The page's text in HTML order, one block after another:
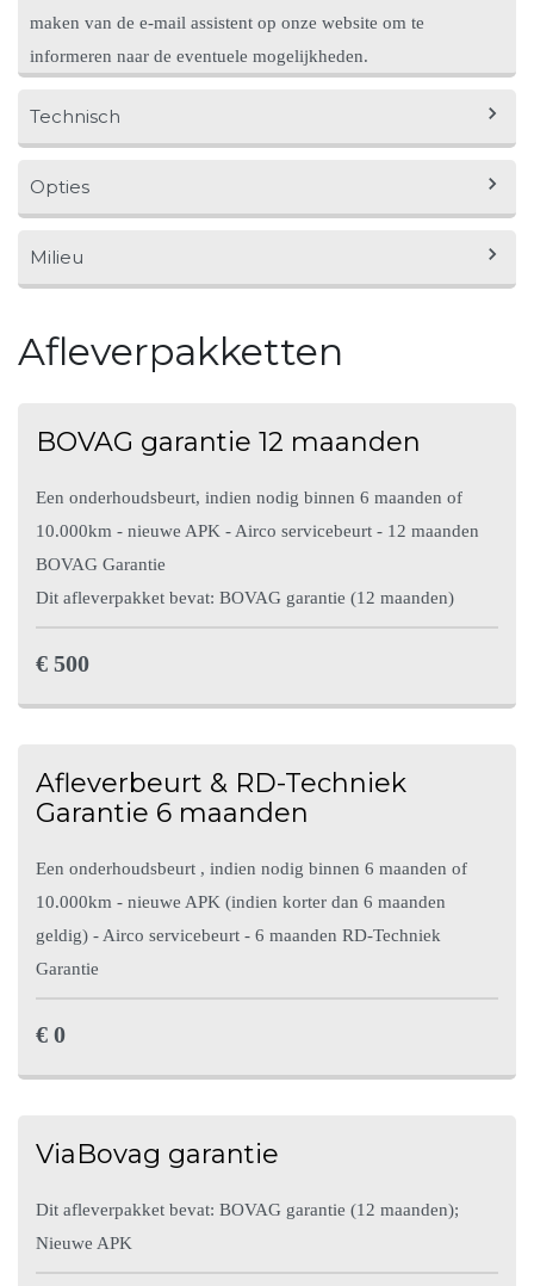
maken van de e-mail assistent op onze website om te
informeren naar de eventuele mogelijkheden.
Technisch
Vermogen
Aantal cilinders
Topsnelheid 182 km/h
Gewicht 1.119 kg
Trekgewicht 1.000 kg
Lengte 4 cm
Breedte
Opties
Exterieur
Lichtmetalen velgen 18"
inklapbaar
Metaalkleur mistlampen voor
Getint glas Mistlampen voor
Centrale deurvergrendeling
Lichtmetalen velgen File assistent
Bumpers in
Buitenspiegels elektrisch
verstel- en verwarmbaar
Infotainment
Milieu
Energielabel A
CO uitstoot 121 gram per kilometer
Afleverpakketten
BOVAG garantie 12 maanden
Een onderhoudsbeurt, indien nodig binnen 6 maanden of
10.000km - nieuwe APK - Airco servicebeurt - 12 maanden
BOVAG Garantie
Dit afleverpakket bevat: BOVAG garantie (12 maanden)
€ 500
Afleverbeurt & RD-Techniek
Garantie 6 maanden
Een onderhoudsbeurt , indien nodig binnen 6 maanden of
10.000km - nieuwe APK (indien korter dan 6 maanden
geldig) - Airco servicebeurt - 6 maanden RD-Techniek
Garantie
€ 0
ViaBovag garantie
Dit afleverpakket bevat: BOVAG garantie (12 maanden);
Nieuwe APK